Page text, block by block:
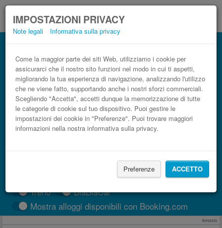
IMPOSTAZIONI PRIVACY
Note legali Informativa sulla privacy
Come la maggior parte dei siti Web, utilizziamo i cookie per
assicurarci che il nostro sito funzioni nel modo in cui ti aspetti,
migliorando la tua esperienza di navigazione, analizzando l'utilizzo
che ne viene fatto, supportando anche i nostri sforzi commerciali.
Scegliendo "Accetta", accetti dunque la memorizzazione di tutte
le categorie di cookie sul tuo dispositivo. Puoi gestire le
impostazioni dei cookie in "Preferenze". Puoi trovare maggiori
informazioni nella nostra informativa sulla privacy.
Preferenze ACCETTO
Autobus Sveti Filip i Jakov Vodizze,
Croazia low cost
Prenota il biglietto del pullman più economico
CERCA LE CORSE
Treno
BlaBlaCar
Mostra alloggi disponibili con Booking.com
Annuncio